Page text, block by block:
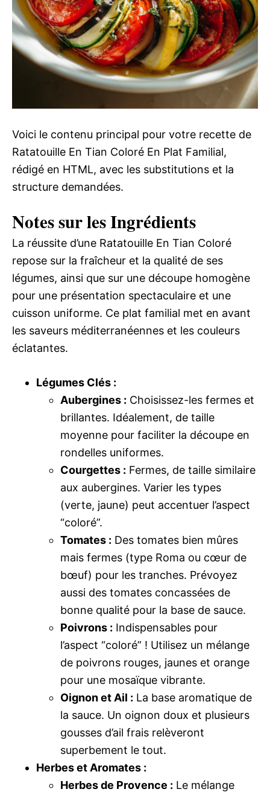
Voici le contenu principal pour votre recette de
Ratatouille En Tian Coloré En Plat Familial,
rédigé en HTML, avec les substitutions et la
structure demandées.
Notes sur les Ingrédients
La réussite d’une Ratatouille En Tian Coloré
repose sur la fraîcheur et la qualité de ses
légumes, ainsi que sur une découpe homogène
pour une présentation spectaculaire et une
cuisson uniforme. Ce plat familial met en avant
les saveurs méditerranéennes et les couleurs
éclatantes.
Légumes Clés :
Aubergines : Choisissez-les fermes et
brillantes. Idéalement, de taille
moyenne pour faciliter la découpe en
rondelles uniformes.
Courgettes : Fermes, de taille similaire
aux aubergines. Varier les types
(verte, jaune) peut accentuer l’aspect
“coloré”.
Tomates : Des tomates bien mûres
mais fermes (type Roma ou cœur de
bœuf) pour les tranches. Prévoyez
aussi des tomates concassées de
bonne qualité pour la base de sauce.
Poivrons : Indispensables pour
l’aspect “coloré” ! Utilisez un mélange
de poivrons rouges, jaunes et orange
pour une mosaïque vibrante.
Oignon et Ail : La base aromatique de
la sauce. Un oignon doux et plusieurs
gousses d’ail frais relèveront
superbement le tout.
Herbes et Aromates :
Herbes de Provence : Le mélange